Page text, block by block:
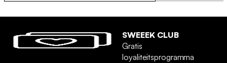
SWEEEK CLUB
Gratis
loyaliteitsprogramma